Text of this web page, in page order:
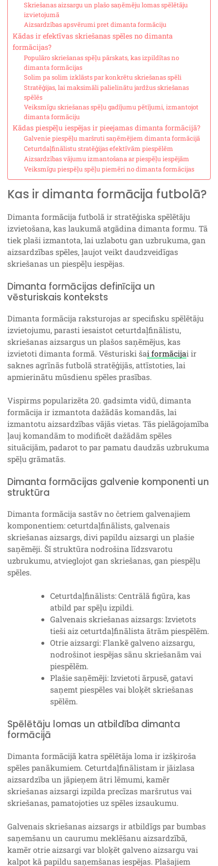
Skriešanas aizsargu un plašo saņēmēju lomas spēlētāju
izvietojumā
Aizsardzības apsvērumi pret dimanta formāciju
Kādas ir efektīvas skriešanas spēles no dimanta
formācijas?
Populāro skriešanas spēļu pārskats, kas izpildītas no
dimanta formācijas
Solim pa solim izklāsts par konkrētu skriešanas spēli
Stratēģijas, lai maksimāli palielinātu jardžus skriešanas
spēlēs
Veiksmīgu skriešanas spēļu gadījumu pētījumi, izmantojot
dimanta formāciju
Kādas piespēļu iespējas ir pieejamas dimanta formācijā?
Galvenie piespēļu maršruti saņēmējiem dimanta formācijā
Ceturtdaļfinālistu stratēģijas efektīvām piespēlēm
Aizsardzības vājumu izmantošana ar piespēļu iespējām
Veiksmīgu piespēļu spēļu piemēri no dimanta formācijas
Kas ir dimanta formācija futbolā?
Dimanta formācija futbolā ir stratēģiska spēlētāju
izvietošana, kas laukumā atgādina dimanta formu. Tā
tiek plaši izmantota, lai uzlabotu gan uzbrukuma, gan
aizsardzības spēles, ļaujot veikt daudzveidīgas
skriešanas un piespēļu iespējas.
Dimanta formācijas definīcija un
vēsturiskais konteksts
Dimanta formācija raksturojas ar specifisku spēlētāju
izvietojumu, parasti iesaistot ceturtdaļfinālistu,
skriešanas aizsargus un plašos saņēmējus, kas
izvietoti dimanta formā. Vēsturiski šai formācijai ir
saknes agrīnās futbolā stratēģijās, attīstoties, lai
apmierinātu mūsdienu spēles prasības.
Vispirms popularizēta 20. gadsimta vidū, dimanta
formācija ir izmantota dažādās komandās, lai
izmantotu aizsardzības vājās vietas. Tās pielāgojamība
ļauj komandām to modificēt dažādām spēles
situācijām, padarot to par pamatu daudzās uzbrukuma
spēļu grāmatās.
Dimanta formācijas galvenie komponenti un
struktūra
Dimanta formācija sastāv no četriem galvenajiem
komponentiem: ceturtdaļfinālists, galvenais
skriešanas aizsargs, divi papildu aizsargi un plašie
saņēmēji. Šī struktūra nodrošina līdzsvarotu
uzbrukumu, atvieglojot gan skriešanas, gan piespēļu
spēles.
Ceturtdaļfinālists: Centrālā figūra, kas
atbild par spēļu izpildi.
Galvenais skriešanas aizsargs: Izvietots
tieši aiz ceturtdaļfinālista ātrām piespēlēm.
Otrie aizsargi: Flankē galveno aizsargu,
nodrošinot iespējas sānu skriešanām vai
piespēlēm.
Plašie saņēmēji: Izvietoti ārpusē, gatavi
saņemt piespēles vai bloķēt skriešanas
spēlēm.
Spēlētāju lomas un atbildība dimanta
formācijā
Dimanta formācijā katra spēlētāja loma ir izšķiroša
spēles panākumiem. Ceturtdaļfinālistam ir jāizlasa
aizsardzība un jāpieņem ātri lēmumi, kamēr
skriešanas aizsargi izpilda precīzas maršrutus vai
skriešanas, pamatojoties uz spēles izsaukumu.
Galvenais skriešanas aizsargs ir atbildīgs par bumbas
saņemšanu un caurumu meklēšanu aizsardzībā,
kamēr otrie aizsargi var bloķēt galveno aizsargu vai
kalpot kā papildu saņemšanas iespējas. Plašajiem